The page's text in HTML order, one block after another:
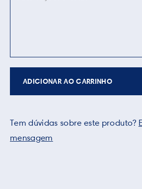
ADICIONAR AO CARRINHO
Tem dúvidas sobre este produto?
mensagem